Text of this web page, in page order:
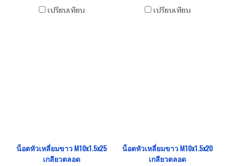
เปรียบเทียบ
เปรียบเทียบ
น็อตหัวเหลี่ยมขาว M10x1.5x25
เกลียวตลอด
น็อตหัวเหลี่ยมขาว M10x1.5x20
เกลียวตลอด